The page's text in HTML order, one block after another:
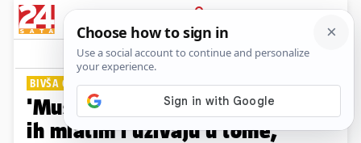
PRIJAVA
Lifestyle Komentari
BIVŠA GLAMUROZNA MANEKENKA
'Muškarci mi odlično plaćaju da
ih mlatim i uživaju u tome,